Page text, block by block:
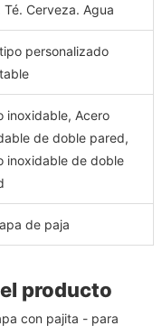
Té. Cerveza. Agua
personalizado
inoxidable, Acero
de doble pared,
inoxidable de doble
de paja
producto
con pajita - para